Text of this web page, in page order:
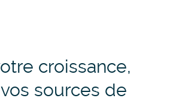
croissance,
sources de